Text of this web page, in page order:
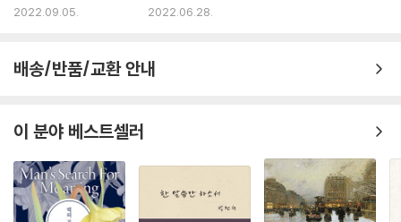
가려면 - 『숨은 말 찾기』 외
2022.09.05.
론칭
2022.06.28.
배송/반품/교환 안내
이 분야 베스트셀러